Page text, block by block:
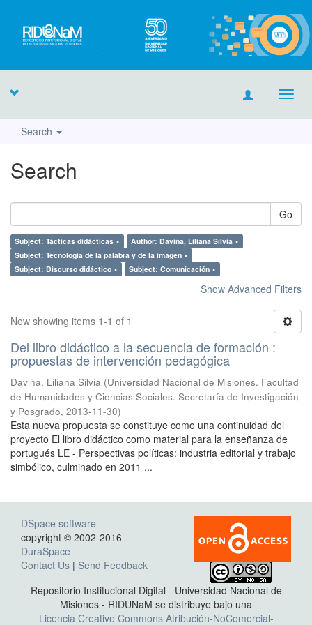
Search
Search
Go
Subject: Tácticas didácticas ×
Author: Daviña, Liliana Silvia ×
Subject: Tecnología de la palabra y de la imagen ×
Subject: Discurso didáctico ×
Subject: Comunicación ×
Show Advanced Filters
Now showing items 1-1 of 1
Del libro didáctico a la secuencia de formación :
propuestas de intervención pedagógica
Daviña, Liliana Silvia (Universidad Nacional de Misiones. Facultad
de Humanidades y Ciencias Sociales. Secretaría de Investigación
y Posgrado, 2013-11-30)
Esta nueva propuesta se constituye como una continuidad del
proyecto El libro didáctico como material para la enseñanza de
portugués LE - Perspectivas políticas: industria editorial y trabajo
simbólico, culminado en 2011 ...
DSpace software
copyright © 2002-2016
DuraSpace
Contact Us | Send Feedback
Repositorio Institucional Digital - Universidad Nacional de
Misiones - RIDUNaM se distribuye bajo una
Licencia Creative Commons Atribución-NoComercial-